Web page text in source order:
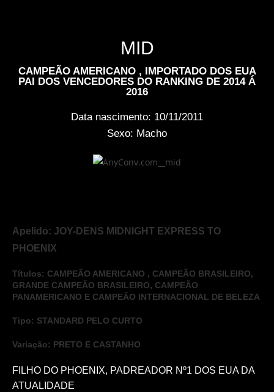
MID
CAMPEÃO AMERICANO , IMPORTADO DOS EUA
PAI DOS VENCEDORES DO RANKING DE 2014 Á
2016
Data nascimento: 10/11/2011
Sexo: Macho
Apelido: JOY-DENS MIDNIGHT EXPRESS TO
PHOENIX
Títulos: CAMPEÃO AMERICANO , CAMPEÃO BRASILEIRO,
GRANDE CAMPEÃO BRASILEIRO, CAMPEÃO
PANAMERICANO E CAMPEÃO INTERNACIONAL DE BELEZA
Tipo: STANDARD PELO CURTO
Variação: PRETO E CASTANHO
FILHO DO PHOENIX, PADREADOR Nº1 DOS EUA DA
ATUALIDADE